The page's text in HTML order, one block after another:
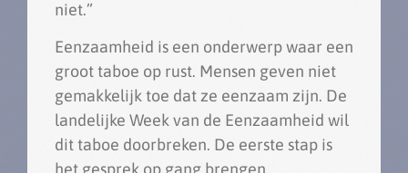
niet.”
Eenzaamheid is een onderwerp waar een
groot taboe op rust. Mensen geven niet
gemakkelijk toe dat ze eenzaam zijn. De
landelijke Week van de Eenzaamheid wil
dit taboe doorbreken. De eerste stap is